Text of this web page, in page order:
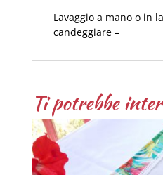
Lavaggio a mano o in
candeggiare –
Ti potrebbe